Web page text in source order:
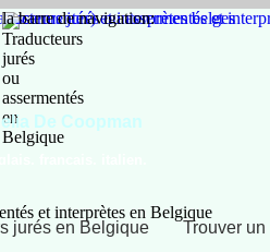
barre de navigation:
jurés en Belgique Trouver
De Coopman